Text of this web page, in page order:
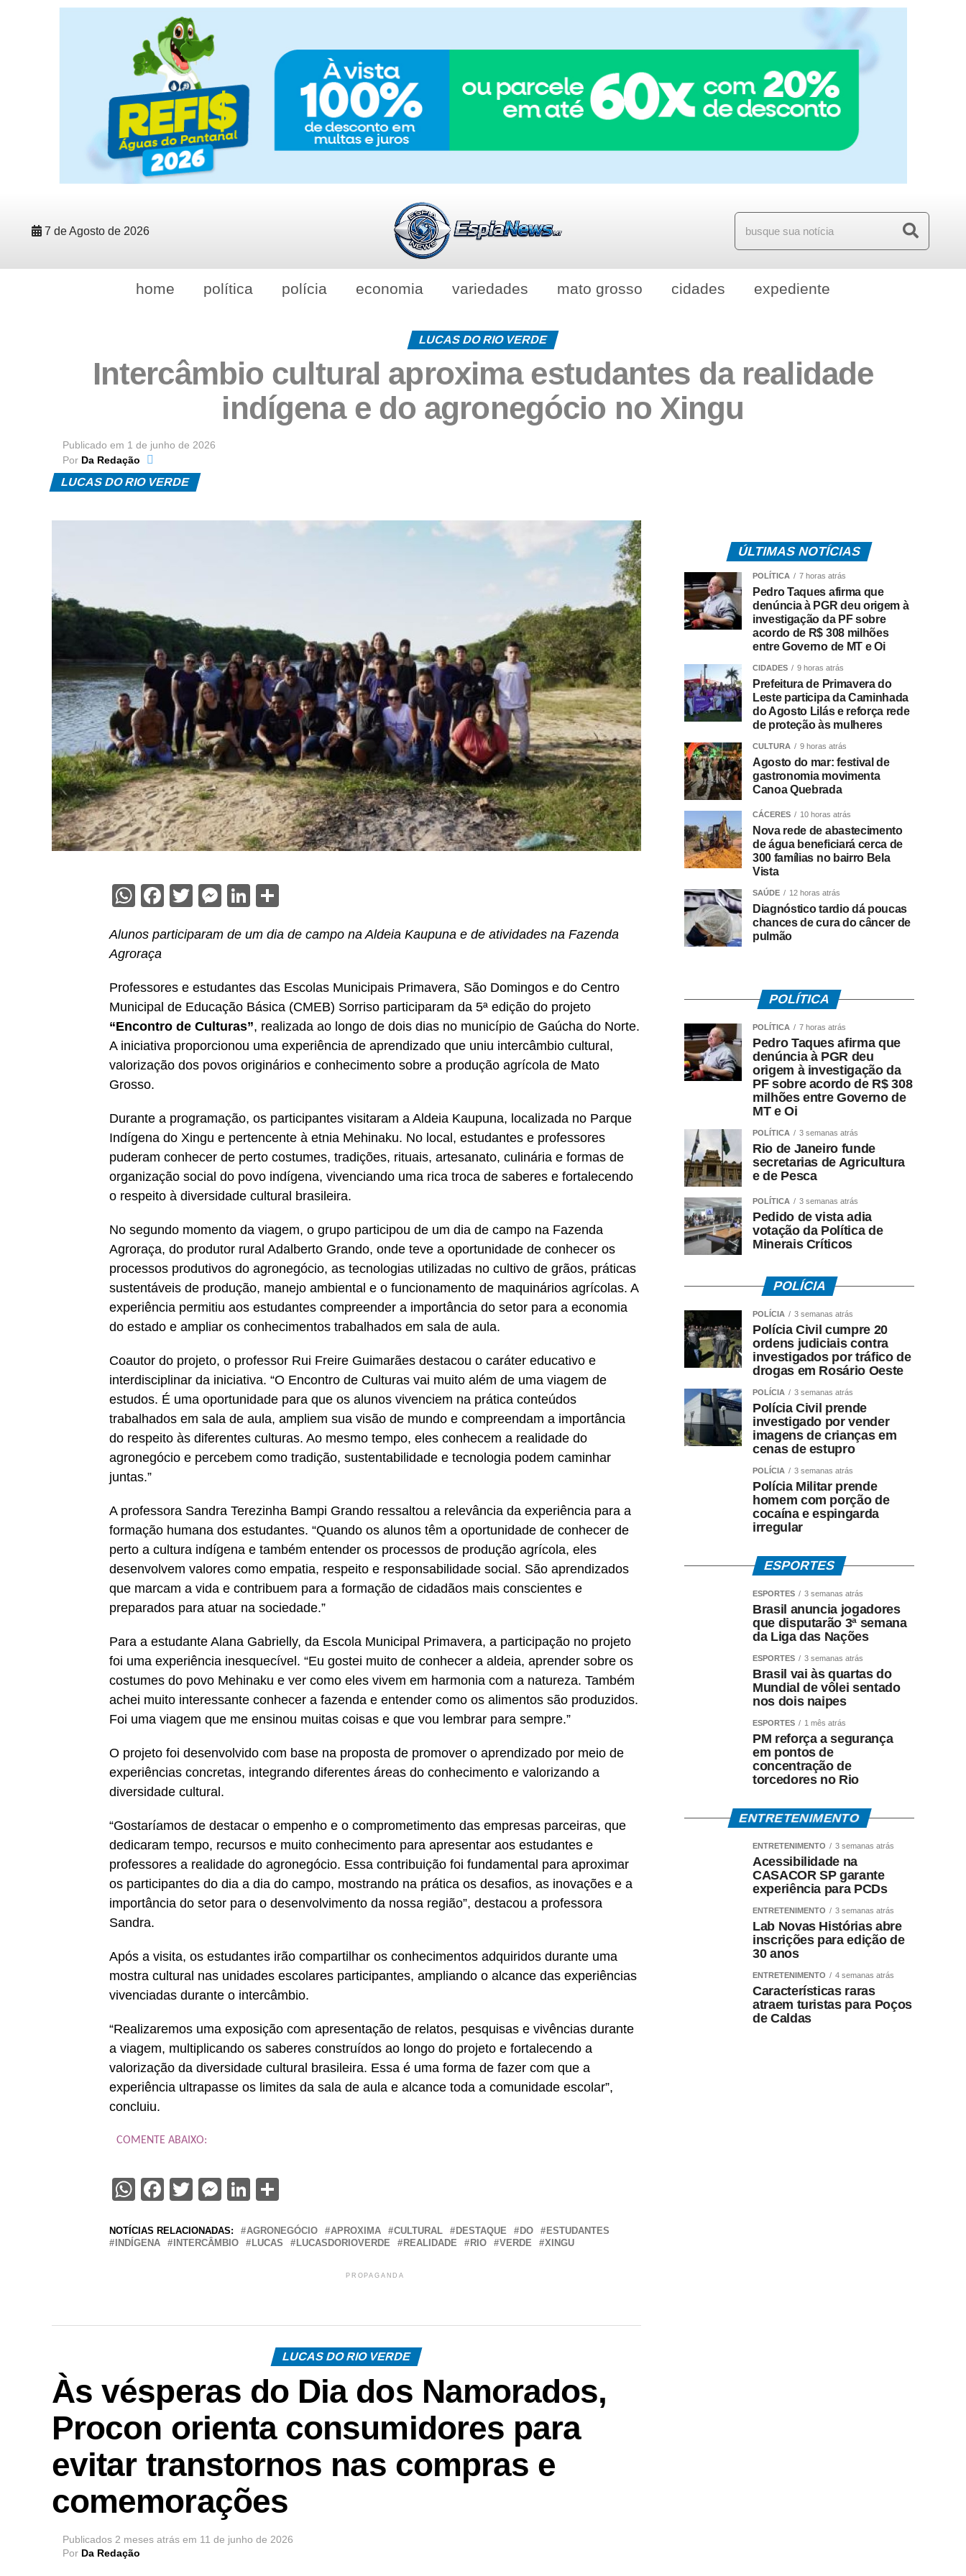
7 de Agosto de 2026
home política polícia economia variedades mato grosso cidades expediente
LUCAS DO RIO VERDE
Intercâmbio cultural aproxima estudantes da realidade
indígena e do agronegócio no Xingu
Publicado em 1 de junho de 2026
Por Da Redação
LUCAS DO RIO VERDE
WhatsApp
Facebook
Twitter
Messenger
LinkedIn
Alunos participaram de um dia de campo na Aldeia Kaupuna e de atividades na Fazenda
Agroraça
Professores e estudantes das Escolas Municipais Primavera, São Domingos e do Centro
Municipal de Educação Básica (CMEB) Sorriso participaram da 5ª edição do projeto
“Encontro de Culturas”, realizada ao longo de dois dias no município de Gaúcha do Norte.
A iniciativa proporcionou uma experiência de aprendizado que uniu intercâmbio cultural,
valorização dos povos originários e conhecimento sobre a produção agrícola de Mato
Grosso.
Durante a programação, os participantes visitaram a Aldeia Kaupuna, localizada no Parque
Indígena do Xingu e pertencente à etnia Mehinaku. No local, estudantes e professores
puderam conhecer de perto costumes, tradições, rituais, artesanato, culinária e formas de
organização social do povo indígena, vivenciando uma rica troca de saberes e fortalecendo
o respeito à diversidade cultural brasileira.
No segundo momento da viagem, o grupo participou de um dia de campo na Fazenda
Agroraça, do produtor rural Adalberto Grando, onde teve a oportunidade de conhecer os
processos produtivos do agronegócio, as tecnologias utilizadas no cultivo de grãos, práticas
sustentáveis de produção, manejo ambiental e o funcionamento de maquinários agrícolas. A
experiência permitiu aos estudantes compreender a importância do setor para a economia
do estado e ampliar os conhecimentos trabalhados em sala de aula.
Coautor do projeto, o professor Rui Freire Guimarães destacou o caráter educativo e
interdisciplinar da iniciativa. “O Encontro de Culturas vai muito além de uma viagem de
estudos. É uma oportunidade para que os alunos vivenciem na prática conteúdos
trabalhados em sala de aula, ampliem sua visão de mundo e compreendam a importância
do respeito às diferentes culturas. Ao mesmo tempo, eles conhecem a realidade do
agronegócio e percebem como tradição, sustentabilidade e tecnologia podem caminhar
juntas.”
A professora Sandra Terezinha Bampi Grando ressaltou a relevância da experiência para a
formação humana dos estudantes. “Quando os alunos têm a oportunidade de conhecer de
perto a cultura indígena e também entender os processos de produção agrícola, eles
desenvolvem valores como empatia, respeito e responsabilidade social. São aprendizados
que marcam a vida e contribuem para a formação de cidadãos mais conscientes e
preparados para atuar na sociedade.”
Para a estudante Alana Gabrielly, da Escola Municipal Primavera, a participação no projeto
foi uma experiência inesquecível. “Eu gostei muito de conhecer a aldeia, aprender sobre os
costumes do povo Mehinaku e ver como eles vivem em harmonia com a natureza. Também
achei muito interessante conhecer a fazenda e entender como os alimentos são produzidos.
Foi uma viagem que me ensinou muitas coisas e que vou lembrar para sempre.”
O projeto foi desenvolvido com base na proposta de promover o aprendizado por meio de
experiências concretas, integrando diferentes áreas do conhecimento e valorizando a
diversidade cultural.
“Gostaríamos de destacar o empenho e o comprometimento das empresas parceiras, que
dedicaram tempo, recursos e muito conhecimento para apresentar aos estudantes e
professores a realidade do agronegócio. Essa contribuição foi fundamental para aproximar
os participantes do dia a dia do campo, mostrando na prática os desafios, as inovações e a
importância do setor para o desenvolvimento da nossa região”, destacou a professora
Sandra.
Após a visita, os estudantes irão compartilhar os conhecimentos adquiridos durante uma
mostra cultural nas unidades escolares participantes, ampliando o alcance das experiências
vivenciadas durante o intercâmbio.
“Realizaremos uma exposição com apresentação de relatos, pesquisas e vivências durante
a viagem, multiplicando os saberes construídos ao longo do projeto e fortalecendo a
valorização da diversidade cultural brasileira. Essa é uma forma de fazer com que a
experiência ultrapasse os limites da sala de aula e alcance toda a comunidade escolar”,
concluiu.
COMENTE ABAIXO:
WhatsApp
Facebook
Twitter
Messenger
LinkedIn
NOTÍCIAS RELACIONADAS: AGRONEGÓCIO APROXIMA CULTURAL DESTAQUE DO
ESTUDANTES
INDÍGENA
INTERCÂMBIO LUCAS LUCASDORIOVERDE REALIDADE RIO VERDE XINGU
PROPAGANDA
LUCAS DO RIO VERDE
Às vésperas do Dia dos Namorados,
Procon orienta consumidores para
evitar transtornos nas compras e
comemorações
Publicados 2 meses atrás em 11 de junho de 2026
Por Da Redação
ÚLTIMAS NOTÍCIAS
POLÍTICA 7 horas atrás
Pedro Taques afirma que
denúncia à PGR deu origem à
investigação da PF sobre
acordo de R$ 308 milhões
entre Governo de MT e Oi
CIDADES 9 horas atrás
Prefeitura de Primavera do
Leste participa da Caminhada
do Agosto Lilás e reforça rede
de proteção às mulheres
CULTURA 9 horas atrás
Agosto do mar: festival de
gastronomia movimenta
Canoa Quebrada
CÁCERES 10 horas atrás
Nova rede de abastecimento
de água beneficiará cerca de
300 famílias no bairro Bela
Vista
SAÚDE 12 horas atrás
Diagnóstico tardio dá poucas
chances de cura do câncer de
pulmão
POLÍTICA
POLÍTICA 7 horas atrás
Pedro Taques afirma que
denúncia à PGR deu
origem à investigação da
PF sobre acordo de R$ 308
milhões entre Governo de
MT e Oi
POLÍTICA 3 semanas atrás
Rio de Janeiro funde
secretarias de Agricultura
e de Pesca
POLÍTICA 3 semanas atrás
Pedido de vista adia
votação da Política de
Minerais Críticos
POLÍCIA
POLÍCIA 3 semanas atrás
Polícia Civil cumpre 20
ordens judiciais contra
investigados por tráfico de
drogas em Rosário Oeste
POLÍCIA 3 semanas atrás
Polícia Civil prende
investigado por vender
imagens de crianças em
cenas de estupro
POLÍCIA 3 semanas atrás
Polícia Militar prende
homem com porção de
cocaína e espingarda
irregular
ESPORTES
ESPORTES 3 semanas atrás
Brasil anuncia jogadores
que disputarão 3ª semana
da Liga das Nações
ESPORTES 3 semanas atrás
Brasil vai às quartas do
Mundial de vôlei sentado
nos dois naipes
ESPORTES 1 mês atrás
PM reforça a segurança
em pontos de
concentração de
torcedores no Rio
ENTRETENIMENTO
ENTRETENIMENTO 3 semanas atrás
Acessibilidade na
CASACOR SP garante
experiência para PCDs
ENTRETENIMENTO 3 semanas atrás
Lab Novas Histórias abre
inscrições para edição de
30 anos
ENTRETENIMENTO 4 semanas atrás
Características raras
atraem turistas para Poços
de Caldas